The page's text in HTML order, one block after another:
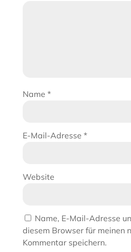
Name *
E-Mail-Adresse *
Website
Name, E-Mail-Adresse
diesem Browser für meinen
Kommentar speichern.